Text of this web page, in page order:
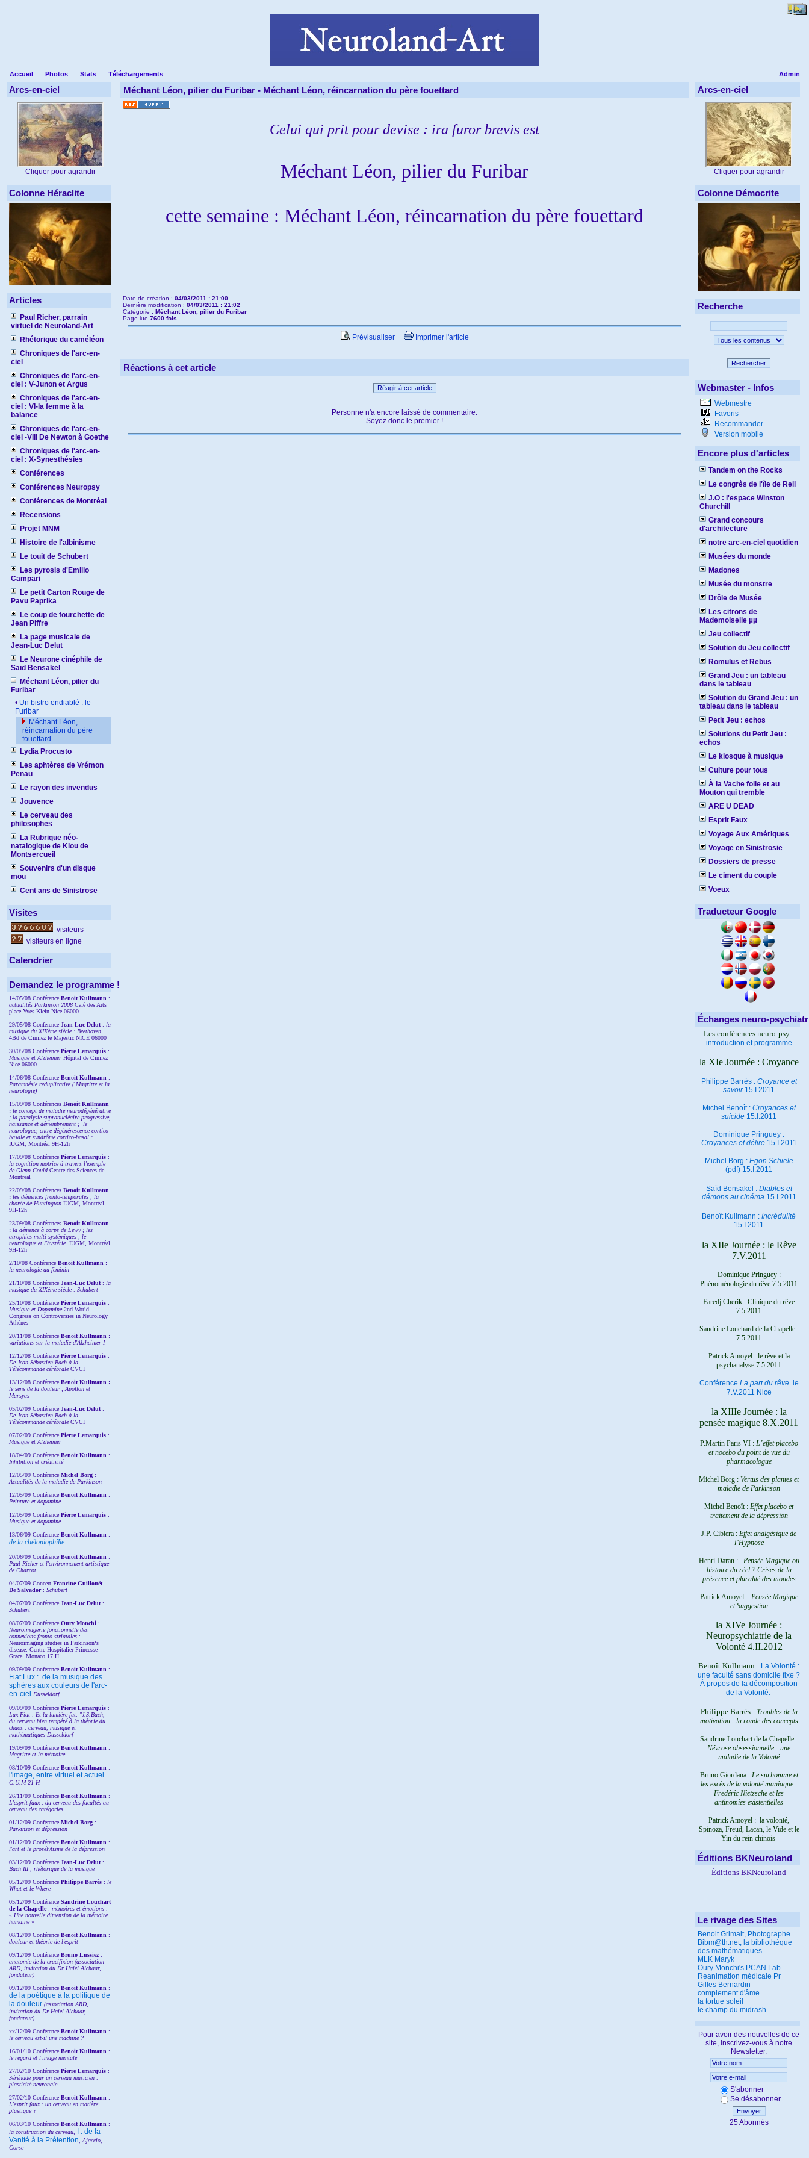
Admin
Accueil Photos Stats Téléchargements
Arcs-en-ciel
Cliquer pour agrandir
Colonne Héraclite
Articles
Paul Richer, parrain
virtuel de Neuroland-Art
Rhétorique du caméléon
Chroniques de l'arc-en-
ciel
Chroniques de l'arc-en-
ciel : V-Junon et Argus
Chroniques de l'arc-en-
ciel : VI-la femme à la
balance
Chroniques de l'arc-en-
ciel -VIII De Newton à Goethe
Chroniques de l'arc-en-
ciel : X-Synesthésies
Conférences
Conférences Neuropsy
Conférences de Montréal
Recensions
Projet MNM
Histoire de l'albinisme
Le touit de Schubert
Les pyrosis d'Emilio
Campari
Le petit Carton Rouge de
Pavu Paprika
Le coup de fourchette de
Jean Piffre
La page musicale de
Jean-Luc Delut
Le Neurone cinéphile de
Saïd Bensakel
Méchant Léon, pilier du
Furibar
• Un bistro endiablé : le
Furibar
Méchant Léon,
réincarnation du père
fouettard
Lydia Procusto
Les aphtères de Vrémon
Penau
Le rayon des invendus
Jouvence
Le cerveau des
philosophes
La Rubrique néo-
natalogique de Klou de
Montsercueil
Souvenirs d'un disque
mou
Cent ans de Sinistrose
Visites
visiteurs
visiteurs en ligne
Calendrier
Demandez le programme !
14/05/08 Conférence Benoit Kullmann :
actualités Parkinson 2008 Café des Arts
place Yves Klein Nice 06000
29/05/08 Conférence Jean-Luc Delut : la
musique du XIXème siècle : Beethoven
4Bd de Cimiez le Majestic NICE 06000
30/05/08 Conférence Pierre Lemarquis :
Musique et Alzheimer Hôpital de Cimiez
Nice 06000
14/06/08 Conférence Benoit Kullmann :
Paramnésie reduplicative ( Magritte et la
neurologie)
15/09/08 Conférences Benoit Kullmann
: le concept de maladie neurodégénérative
; la paralysie supranucléaire progressive,
naissance et démembrement ; le
neurologue, entre dégénérescence cortico-
basale et syndrôme cortico-basal :
IUGM, Montréal 9H-12h
17/09/08 Conférence Pierre Lemarquis :
la cognition motrice à travers l'exemple
de Glenn Gould Centre des Sciences de
Montreal
22/09/08 Conférences Benoit Kullmann
: les démences fronto-temporales ; la
chorée de Huntington IUGM, Montréal
9H-12h
23/09/08 Conférences Benoit Kullmann
: la démence à corps de Lewy ; les
atrophies multi-systémiques ; le
neurologue et l'hystérie IUGM, Montréal
9H-12h
2/10/08 Conférence Benoit Kullmann :
la neurologie au féminin
21/10/08 Conférence Jean-Luc Delut : la
musique du XIXème siècle : Schubert
25/10/08 Conférence Pierre Lemarquis :
Musique et Dopamine2nd World
Congress on Controversies in Neurology
Athènes
20/11/08 Conférence Benoit Kullmann :
variations sur la maladie d'Alzheimer I
12/12/08 Conférence Pierre Lemarquis :
De Jean-Sébastien Bach à la
Télécommande cérébraleCVCI
13/12/08 Conférence Benoit Kullmann :
le sens de la douleur ; Apollon et
Marsyas
05/02/09 Conférence Jean-Luc Delut :
De Jean-Sébastien Bach à la
Télécommande cérébraleCVCI
07/02/09 Conférence Pierre Lemarquis :
Musique et Alzheimer
18/04/09 Conférence Benoit Kullmann :
Inhibition et créativité
12/05/09 Conférence Michel Borg :
Actualités de la maladie de Parkinson
12/05/09 Conférence Benoit Kullmann :
Peinture et dopamine
12/05/09 Conférence Pierre Lemarquis :
Musique et dopamine
13/06/09 Conférence Benoit Kullmann :
de la chéloniophilie
20/06/09 Conférence Benoit Kullmann :
Paul Richer et l'environnement artistique
de Charcot
04/07/09 Concert Francine Guillouët -
De Salvador : Schubert
04/07/09 Conférence Jean-Luc Delut :
Schubert
08/07/09 Conférence Oury Monchi :
Neuroimagerie fonctionnelle des
connexions fronto-striatales :
Neuroimaging studies in Parkinson¹s
disease. Centre Hospitalier Princesse
Grace, Monaco 17 H
09/09/09 Conférence Benoit Kullmann :
Fiat Lux : de la musique des
sphères aux couleurs de l'arc-
en-ciel
Dusseldorf
09/09/09 Conférence Pierre Lemarquis :
Lux Fiat : Et la lumière fut: "J.S.Bach,
du cerveau bien tempéré à la théorie du
chaos : cerveau, musique et
mathématiques Dusseldorf
19/09/09 Conférence Benoit Kullmann :
Magritte et la mémoire
08/10/09 Conférence Benoit Kullmann :
l'image, entre virtuel et actuel
C.U.M 21 H
26/11/09 Conférence Benoit Kullmann :
L'esprit faux : du cerveau des facultés au
cerveau des catégories
01/12/09 Conférence Michel Borg :
Parkinson et dépression
01/12/09 Conférence Benoit Kullmann :
l'art et le prosélytisme de la dépression
03/12/09 Conférence Jean-Luc Delut :
Bach III ; rhétorique de la musique
05/12/09 Conférence Philippe Barrès : le
What et le Where
05/12/09 Conférence SandrineLouchart
de la Chapelle: mémoires et émotions :
« Une nouvelle dimension de la mémoire
humaine »
08/12/09 Conférence Benoit Kullmann :
douleur et théorie de l'esprit
09/12/09 Conférence Bruno Lussiez :
anatomie de la crucifixion (association
ARD, invitation du Dr Haiel Alchaar,
fondateur)
09/12/09 Conférence Benoit Kullmann :
de la poétique à la politique de
la douleur (association ARD,
invitation du Dr Haiel Alchaar,
fondateur)
xx/12/09 Conférence Benoit Kullmann :
le cerveau est-il une machine ?
16/01/10 Conférence Benoit Kullmann :
le regard et l'image mentale
27/02/10 Conférence Pierre Lemarquis :
Sérénade pour un cerveau musicien :
plasticité neuronale
27/02/10 Conférence Benoit Kullmann :
L'esprit faux : un cerveau en matière
plastique ?
06/03/10 Conférence Benoit Kullmann :
la construction du cerveau,
I : de la
Vanité à la Prétention , Ajaccio,
Corse
Méchant Léon, pilier du Furibar - Méchant Léon, réincarnation du père fouettard
Celui qui prit pour devise : ira furor brevis est
Méchant Léon, pilier du Furibar
cette semaine : Méchant Léon, réincarnation du père fouettard
Date de création : 04/03/2011 : 21:00
Dernière modification : 04/03/2011 : 21:02
Catégorie : Méchant Léon, pilier du Furibar
Page lue 7600 fois
Prévisualiser Imprimer l'article
Réactions à cet article
Réagir à cet article
Personne n'a encore laissé de commentaire.
Soyez donc le premier !
Arcs-en-ciel
Cliquer pour agrandir
Colonne Démocrite
Recherche
Rechercher
Webmaster - Infos
Webmestre
Favoris
Recommander
Version mobile
Encore plus d'articles
Tandem on the Rocks
Le congrès de l'île de Reil
J.O : l'espace Winston
Churchill
Grand concours
d'architecture
notre arc-en-ciel quotidien
Musées du monde
Madones
Musée du monstre
Drôle de Musée
Les citrons de
Mademoiselle µµ
Jeu collectif
Solution du Jeu collectif
Romulus et Rebus
Grand Jeu : un tableau
dans le tableau
Solution du Grand Jeu : un
tableau dans le tableau
Petit Jeu : echos
Solutions du Petit Jeu :
echos
Le kiosque à musique
Culture pour tous
À la Vache folle et au
Mouton qui tremble
ARE U DEAD
Esprit Faux
Voyage Aux Amériques
Voyage en Sinistrosie
Dossiers de presse
Le ciment du couple
Voeux
Traducteur Google
Échanges neuro-
Les conférences neuro-psy :
introduction et programme
la XIe Journée : Croyance
Philippe Barrès : Croyance et
savoir15.I.2011
Michel Benoît : Croyances et
suicide 15.I.2011
Dominique Pringuey :
Croyances et délire15.I.2011
Michel Borg : Egon Schiele
(pdf) 15.I.2011
Saïd Bensakel : Diables et
démons au cinéma 15.I.2011
Benoît Kullmann : Incrédulité
15.I.2011
la XIIe Journée : le Rêve
7.V.2011
Dominique Pringuey :
Phénoménologie du rêve 7.5.2011
Faredj Cherik : Clinique du rêve
7.5.2011
Sandrine Louchard de la Chapelle :
7.5.2011
Patrick Amoyel : le rêve et la
psychanalyse 7.5.2011
Conférence La part du rêve
le
7.V.2011 Nice
la XIIIe Journée : la
pensée magique 8.X.2011
P.Martin Paris VI : L’effet placebo
et nocebo du point de vue du
pharmacologue
Michel Borg : Vertus des plantes et
maladie de Parkinson
Michel Benoît : Effet placebo et
traitement de la dépression
J.P. Cibiera : Effet analgésique de
l’Hypnose
Henri Daran : Pensée Magique ou
histoire du réel ?Crises de la
présence et pluralité des mondes
Patrick Amoyel : Pensée Magique
et Suggestion
la XIVe Journée :
Neuropsychiatrie de la
Volonté 4.II.2012
Benoît Kullmann : La Volonté :
une faculté sans domicile fixe ?
À propos de la décomposition
de la Volonté.
Philippe Barrès : Troubles de la
motivation : la ronde des concepts
Sandrine Louchart de la Chapelle :
Névrose obsessionnelle : une
maladie de la Volonté
Bruno Giordana : Le surhomme et
les excès de la volonté maniaque :
Fredéric Nietzsche et les
antinomies existentielles
Patrick Amoyel : la volonté,
Spinoza, Freud, Lacan, le Vide et le
Yin du rein chinois
Éditions BKNeuroland
Éditions BKNeuroland
Le rivage des Sites
Benoit Grimalt, Photographe
Bibm@th.net, la bibliothèque
des mathématiques
MLK Maryk
Oury Monchi's PCAN Lab
Reanimation médicale Pr
Gilles Bernardin
complement d'âme
la tortue soleil
le champ du midrash
Pour avoir des nouvelles de ce
site, inscrivez-vous à notre
Newsletter.
S'abonner
Se désabonner
Envoyer
25 Abonnés